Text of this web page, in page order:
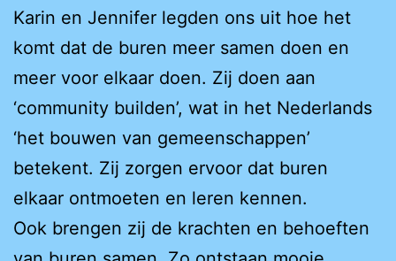
Karin en Jennifer legden ons uit hoe het
komt dat de buren meer samen doen en
meer voor elkaar doen. Zij doen aan
‘community builden’, wat in het Nederlands
‘het bouwen van gemeenschappen’
betekent. Zij zorgen ervoor dat buren
elkaar ontmoeten en leren kennen.
Ook brengen zij de krachten en behoeften